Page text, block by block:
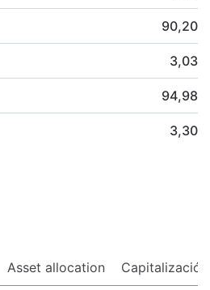
90,20
3,03
94,98
3,30
Asset allocation Capitalización